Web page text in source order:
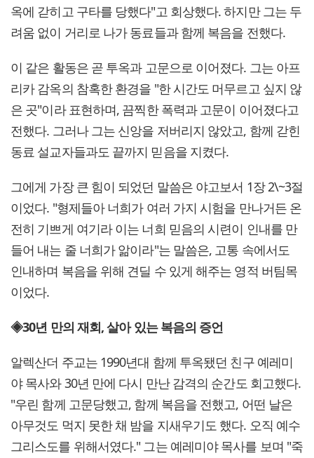
옥에 갇히고 구타를 당했다"고 회상했다. 하지만 그는 두
려움 없이 거리로 나가 동료들과 함께 복음을 전했다.
이 같은 활동은 곧 투옥과 고문으로 이어졌다. 그는 아프
리카 감옥의 참혹한 환경을 "한 시간도 머무르고 싶지 않
은 곳"이라 표현하며, 끔찍한 폭력과 고문이 이어졌다고
전했다. 그러나 그는 신앙을 저버리지 않았고, 함께 갇힌
동료 설교자들과도 끝까지 믿음을 지켰다.
그에게 가장 큰 힘이 되었던 말씀은 야고보서 1장 2\~3절
이었다. "형제들아 너희가 여러 가지 시험을 만나거든 온
전히 기쁘게 여기라 이는 너희 믿음의 시련이 인내를 만
들어 내는 줄 너희가 앎이라"는 말씀은, 고통 속에서도
인내하며 복음을 위해 견딜 수 있게 해주는 영적 버팀목
이었다.
◈30년 만의 재회, 살아 있는 복음의 증언
알렉산더 주교는 1990년대 함께 투옥됐던 친구 예레미
야 목사와 30년 만에 다시 만난 감격의 순간도 회고했다.
"우린 함께 고문당했고, 함께 복음을 전했고, 어떤 날은
아무것도 먹지 못한 채 밤을 지새우기도 했다. 오직 예수
그리스도를 위해서였다." 그는 예레미야 목사를 보며 "죽